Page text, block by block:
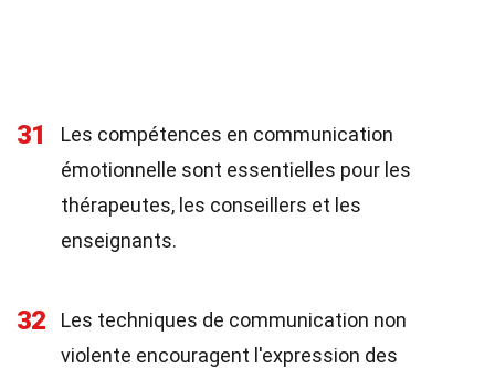
31
Les compétences en communication
émotionnelle sont essentielles pour les
thérapeutes, les conseillers et les
enseignants.
32
Les techniques de communication non
violente encouragent l'expression des